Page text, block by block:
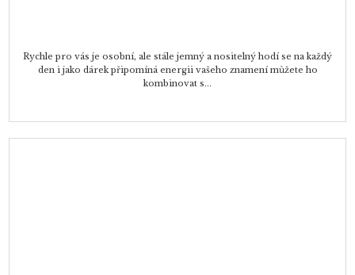
Rychle pro vás je osobní, ale stále jemný a nositelný hodí se na každý
den i jako dárek připomíná energii vašeho znamení můžete ho
kombinovat s...